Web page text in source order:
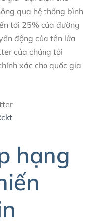
qua hệ thống bình
tới 25% của đường
động của tên lửa
của chúng tôi
xác cho quốc gia
hạng